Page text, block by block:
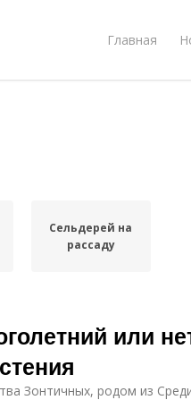
Главная
Сельдерей на
рассаду
или
Зонтичных, родом из